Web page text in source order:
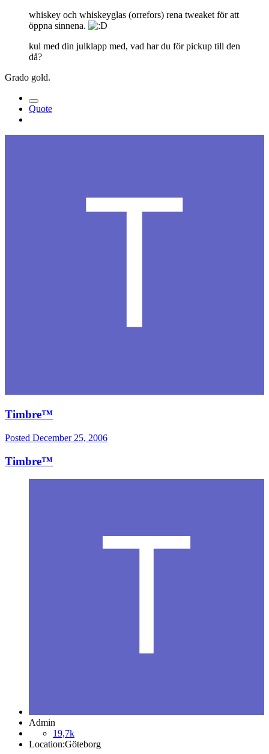
whiskey och whiskeyglas (orrefors) rena tweaket för att
öppna sinnena.
kul med din julklapp med, vad har du för pickup till den
då?
Grado gold.
Quote
Timbre™
Posted December 25, 2006
Timbre™
Admin
19,7k
Location:Göteborg